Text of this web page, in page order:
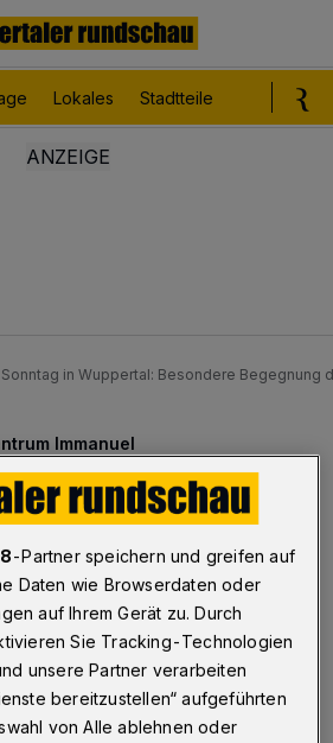
Lokales Stadtteile
Sonntag in Wuppertal: Besondere Begegnung
Immanuel
dreier
Unterstützung von
Vereins „MIZWA“ findet am
2022) um 18 Uhr im
(Sternstraße 73) eine
dreier Kulturen statt: Jüdisch -
Der Eintritt ist frei.
-Partner speichern und greifen auf
Daten wie Browserdaten oder
auf Ihrem Gerät zu. Durch
Sie Tracking-Technologien
unsere Partner verarbeiten
bereitzustellen“ aufgeführten
von Alle ablehnen oder